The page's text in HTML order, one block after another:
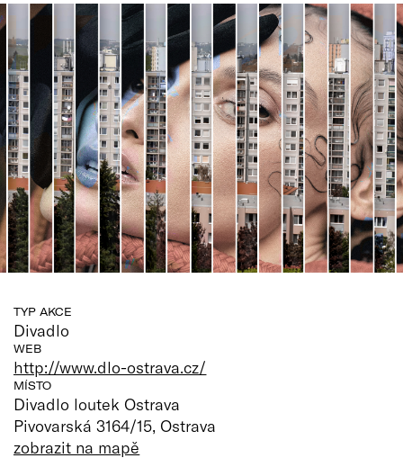
Vše o ČT
TYP AKCE
Divadlo
WEB
http://www.dlo-ostrava.cz/
MÍSTO
Divadlo loutek Ostrava
Pivovarská 3164/15, Ostrava
zobrazit na mapě